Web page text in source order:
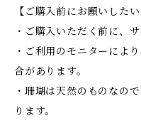
【ご購入前にお願いしたい
・ご購入いただく前に、
・ご利用のモニターによ
合があります。
・珊瑚は天然のものなの
ります。